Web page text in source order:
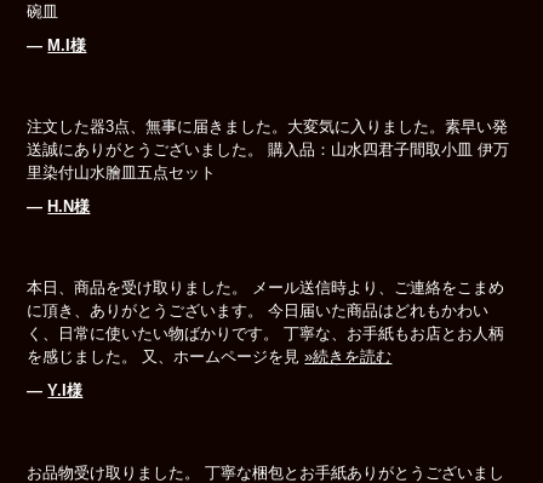
碗皿
―M.I様
注文した器3点、無事に届きました。大変気に入りました。素早い発
送誠にありがとうございました。 購入品：山水四君子間取小皿 伊万
里染付山水膾皿五点セット
― H.N様
本日、商品を受け取りました。 メール送信時より、ご連絡をこまめ
に頂き、ありがとうございます。 今日届いた商品はどれもかわい
く、日常に使いたい物ばかりです。 丁寧な、お手紙もお店とお人柄
を感じました。 又、ホームページを見»続きを読む
―Y.I様
お品物受け取りました。 丁寧な梱包とお手紙ありがとうございまし